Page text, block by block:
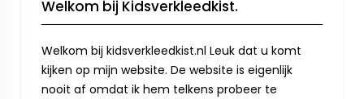
Welkom bij Kidsverkleedkist.
Welkom bij kidsverkleedkist.nl Leuk dat u komt
kijken op mijn website. De website is eigenlijk
nooit af omdat ik hem telkens probeer te